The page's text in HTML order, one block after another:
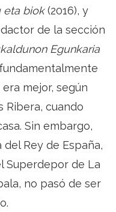
eta biok(2016), y
de la sección
Egunkaria
mejor, según
Ribera, cuando
Sin embargo,
Rey de España,
Superdepor de La
no pasó de ser